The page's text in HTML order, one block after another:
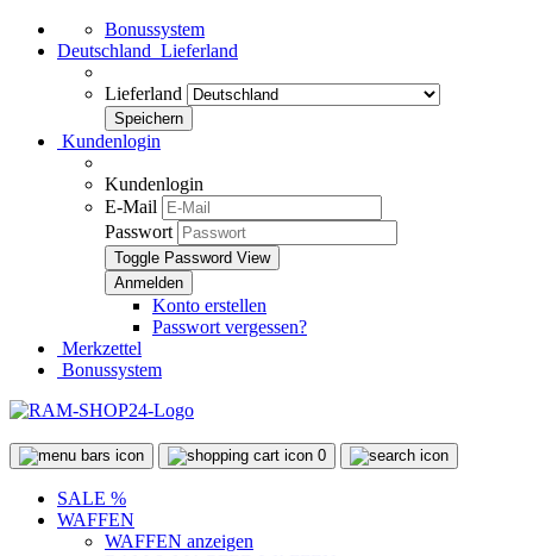
Bonussystem
Deutschland Lieferland
Lieferland
Kundenlogin
Kundenlogin
E-Mail
Passwort
Toggle Password View
Konto erstellen
Passwort vergessen?
Merkzettel
Bonussystem
0
SALE %
WAFFEN
WAFFEN anzeigen